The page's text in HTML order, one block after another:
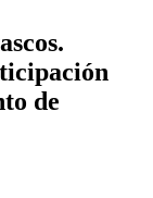
de